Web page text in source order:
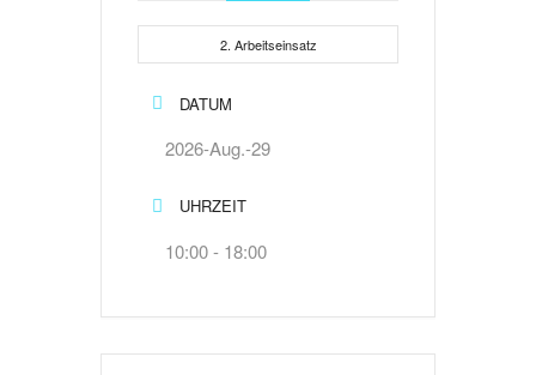
2. Arbeitseinsatz
DATUM
2026-Aug.-29
UHRZEIT
10:00 - 18:00